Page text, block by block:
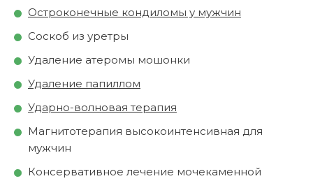
Остроконечные кондиломы у мужчин
Соскоб из уретры
Удаление атеромы мошонки
Удаление папиллом
Ударно-волновая терапия
Магнитотерапия высокоинтенсивная для
мужчин
Консервативное лечение мочекаменной